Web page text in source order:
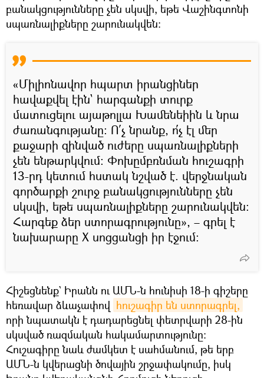
բանակցությունները չեն սկսվի, եթե Վաշինգտոնի
սպառնալիքները շարունակվեն։
«Միլիոնավոր հպարտ իրանցիներ
հավաքվել էին` հարգանքի տուրք
մատուցելու այաթոլլա Խամենեիին և նրա
ժառանգությանը։ Ո՛չ նրանք, ո՛չ էլ մեր
քաջարի զինված ուժերը սպառնալիքների
չեն ենթարկվում։ Փոխըմբռնման հուշագրի
13-րդ կետում հստակ նշված է. վերջնական
գործարքի շուրջ բանակցությունները չեն
սկսվի, եթե սպառնալիքները շարունակվեն։
Հարգեք ձեր ստորագրությունը», – գրել է
նախարարը X սոցցանցի իր էջում։
Հիշեցնենք` Իրանն ու ԱՄՆ-ն հունիսի 18-ի գիշերը
հեռավար ձևաչափով հուշագիր են ստորագրել,
որի նպատակն է դադարեցնել փետրվարի 28-ին
սկսված ռազմական հակամարտությունը:
Հուշագիրը նաև ժամկետ է սահմանում, թե երբ
ԱՄՆ-ն կվերացնի ծովային շրջափակումը, իսկ